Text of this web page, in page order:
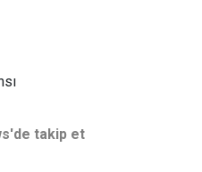
takip et